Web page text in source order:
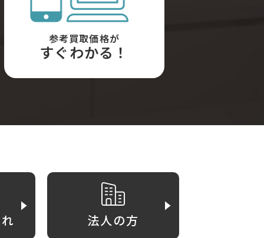
参考買取価格が
すぐわかる！
法人の方